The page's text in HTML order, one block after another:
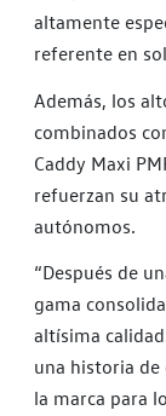
altamente
referente en
Además, los
combinados
Caddy Maxi
refuerzan su
autónomos.
“Después de
gama
altísima
una historia de
la marca para